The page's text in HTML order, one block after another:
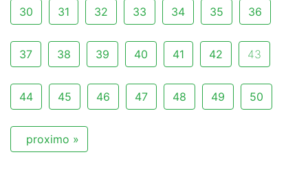
30 31 32 33 34 35 36
37 38 39 40 41 42 43
44 45 46 47 48 49 50
proximo »